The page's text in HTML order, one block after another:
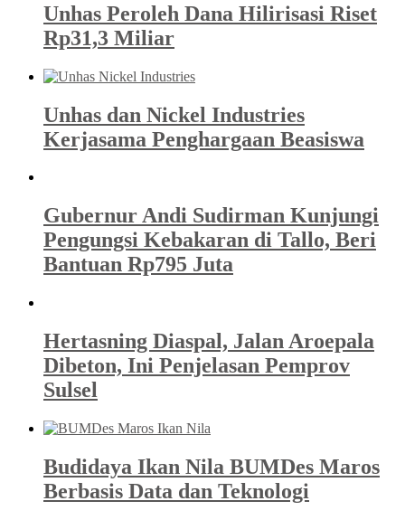
Unhas Peroleh Dana Hilirisasi Riset
Rp31,3 Miliar
Unhas dan Nickel Industries
Kerjasama Penghargaan Beasiswa
Gubernur Andi Sudirman Kunjungi
Pengungsi Kebakaran di Tallo, Beri
Bantuan Rp795 Juta
Hertasning Diaspal, Jalan Aroepala
Dibeton, Ini Penjelasan Pemprov
Sulsel
Budidaya Ikan Nila BUMDes Maros
Berbasis Data dan Teknologi